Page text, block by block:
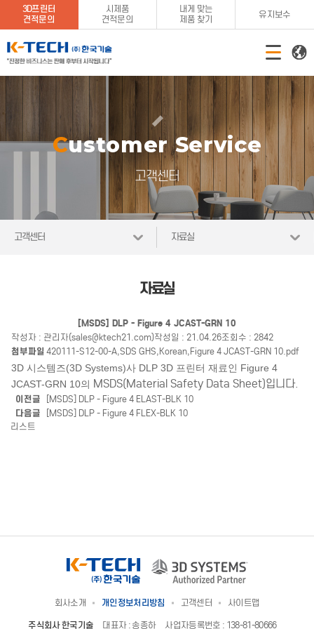
3D프린터
견적문의
시제품
견적문의
내게 맞는
제품 찾기
유지보수
Customer Service
고객센터
고객센터 자료실
자료실
[MSDS] DLP - Figure 4 JCAST-GRN 10
작성자 : 관리자(sales@ktech21.com)작성일 : 21.04.26조회수 : 2842
첨부파일 420111-S12-00-A,SDS GHS,Korean,Figure 4 JCAST-GRN 10.pdf
3D 시스템즈(3D Systems)사 DLP 3D 프린터 재료인 Figure 4
JCAST-GRN 10의 MSDS(Material Safety Data Sheet)입니다.
이전글 [MSDS] DLP - Figure 4 ELAST-BLK 10
다음글
[MSDS] DLP - Figure 4 FLEX-BLK 10
리스트
회사소개 개인정보처리방침 고객센터 사이트맵
주식회사 한국기술 대표자 : 송종하 사업자등록번호 : 138-81-80666